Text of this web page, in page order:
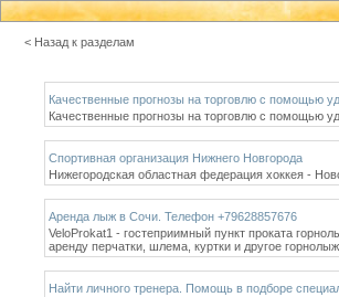
< Назад к разделам
Качественные прогнозы на торговлю с помощью
Качественные прогнозы на торговлю с помощью
Спортивная организация Нижнего Новгорода
Нижегородская областная федерация хоккея -
Аренда лыж в Сочи. Телефон +79628857676
VeloProkat1 - гостеприимный пункт проката
аренду перчатки, шлема, куртки и другое
Найти личного тренера. Помощь в подборе